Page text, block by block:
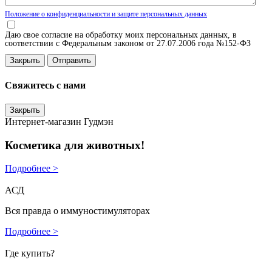
Положение о конфиденциальности и защите персональных данных
Даю свое согласие на обработку моих персональных данных, в
соответствии с Федеральным законом от 27.07.2006 года №152-ФЗ
Закрыть
Свяжитесь с нами
Закрыть
Интернет-магазин Гудмэн
Косметика для животных!
Подробнее >
АСД
Вся правда о иммуностимуляторах
Подробнее >
Где купить?